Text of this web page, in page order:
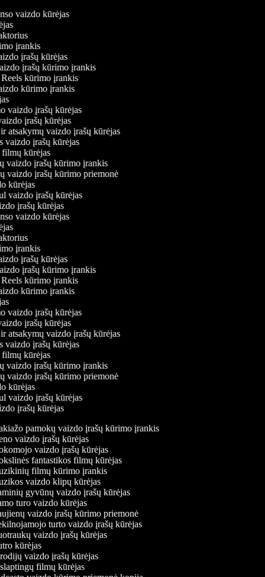
vaizdo kūrėjas
įrankis
įrašų kūrėjas
įrašų kūrimo įrankis
Reels kūrimo įrankis
kūrimo įrankis
vaizdo įrašų kūrėjas
įrašų kūrėjas
ir atsakymų vaizdo įrašų kūrėjas
vaizdo įrašų kūrėjas
filmų kūrėjas
vaizdo įrašų kūrimo įrankis
vaizdo įrašų kūrimo priemonė
kūrėjas
vaizdo įrašų kūrėjas
įrašų kūrėjas
vaizdo kūrėjas
įrankis
įrašų kūrėjas
įrašų kūrimo įrankis
Reels kūrimo įrankis
kūrimo įrankis
vaizdo įrašų kūrėjas
įrašų kūrėjas
ir atsakymų vaizdo įrašų kūrėjas
vaizdo įrašų kūrėjas
filmų kūrėjas
vaizdo įrašų kūrimo įrankis
vaizdo įrašų kūrimo priemonė
kūrėjas
vaizdo įrašų kūrėjas
įrašų kūrėjas
pamokų vaizdo įrašų kūrimo įrankis
vaizdo įrašų kūrėjas
vaizdo įrašų kūrėjas
fantastikos filmų kūrėjas
filmų kūrimo įrankis
vaizdo klipų kūrėjas
gyvūnų vaizdo įrašų kūrėjas
turo vaizdo kūrėjas
vaizdo įrašų kūrimo priemonė
turto vaizdo įrašų kūrėjas
vaizdo įrašų kūrėjas
kūrėjas
vaizdo įrašų kūrėjas
filmų kūrėjas